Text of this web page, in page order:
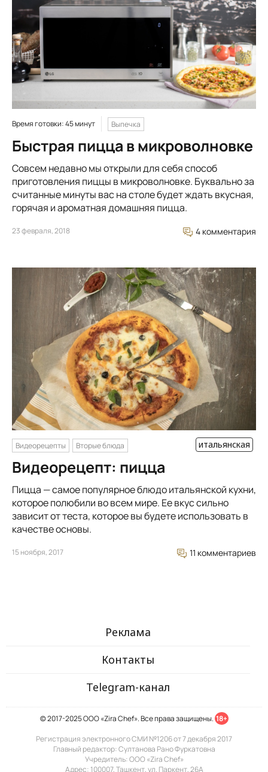
Время готовки: 45 минут Выпечка
Быстрая пицца в микроволновке
Совсем недавно мы открыли для себя способ
приготовления пиццы в микроволновке. Буквально за
считанные минуты вас на столе будет ждать вкусная,
горячая и ароматная домашняя пицца.
23 февраля, 2018 4 комментария
Видеорецепты Вторые блюда итальянская
Видеорецепт: пицца
Пицца — самое популярное блюдо итальянской кухни,
которое полюбили во всем мире. Ее вкус сильно
зависит от теста, которое вы будете использовать в
качестве основы.
15 ноября, 2017 11 комментариев
Реклама
Контакты
Telegram-канал
© 2017-2025 ООО «Zira Chef». Все права защищены. 18+
Регистрация электронного СМИ №1206 от 7 декабря 2017
Главный редактор: Султанова Рано Фуркатовна
Учредитель: ООО «Zira Chef»
Адрес: 100007, Ташкент, ул. Паркент, 26А